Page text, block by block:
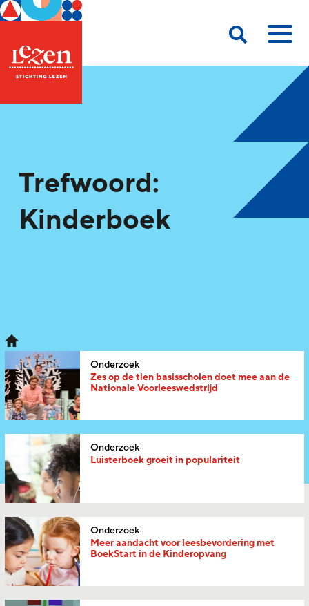
Trefwoord:
Kinderboek
Onderzoek
Zes op de tien basisscholen doet mee aan de
Nationale Voorleeswedstrijd
Onderzoek
Luisterboek groeit in populariteit
Onderzoek
Meer aandacht voor leesbevordering met
BoekStart in de Kinderopvang